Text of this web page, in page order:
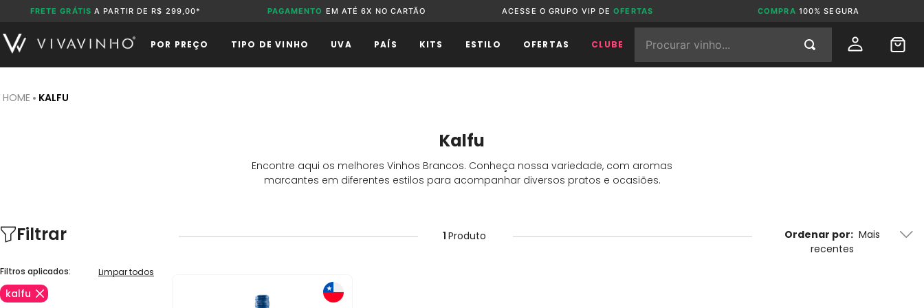
FRETE GRÁTIS A PARTIR DE R$ 299,00* PAGAMENTO EM ATÉ 6X NO CARTÃO ACESSE O GRUPO VIP DEOFERTAS COMPRA 100% SEGURA
POR PREÇO TIPO DE VINHO UVA PAÍS KITS ESTILO OFERTAS CLUBE
KALFU
Kalfu
Encontre aqui os melhores Vinhos Brancos. Conheça nossa variedade, com aromas
marcantes em diferentes estilos para acompanhar diversos pratos e ocasiões.
Filtrar
Filtros aplicados: Limpar todos
kalfu
1 Produto Ordenar por
Mais
recentes